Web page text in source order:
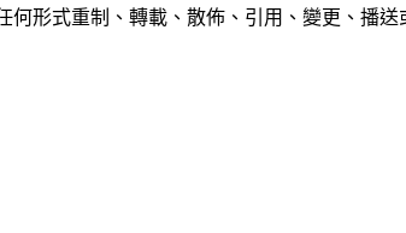
何形式重制、轉載、散佈、引用、變更、播